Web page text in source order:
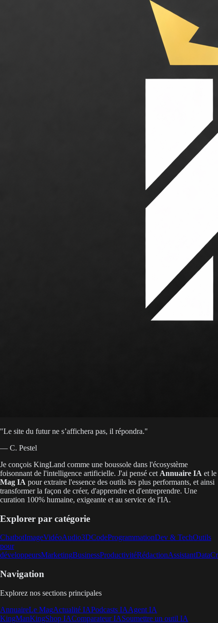
"Le site du futur ne s’affichera pas, il répondra."
— C. Pestel
Je conçois KingLand comme une boussole dans l'écosystème
foisonnant de l'intelligence artificielle. J'ai pensé cet Annuaire IA et le
Mag IA pour extraire l'essence des outils les plus performants, et ainsi
transformer la façon de créer, d'apprendre et d'entreprendre. Une
curation 100% humaine, exigeante et au service de l'IA.
Explorer par catégorie
ChatbotImageVidéoAudio3DCodeProgrammationDev & TechOutils
pour
développeursMarketingBusinessProductivitéRédactionAssistantData
Navigation
Explorez nos sections principales
AnnuaireLe MagActualité IAPodcasts IAAgent IA
KingManKingShop IAComparateur IASoumettre un outil IA